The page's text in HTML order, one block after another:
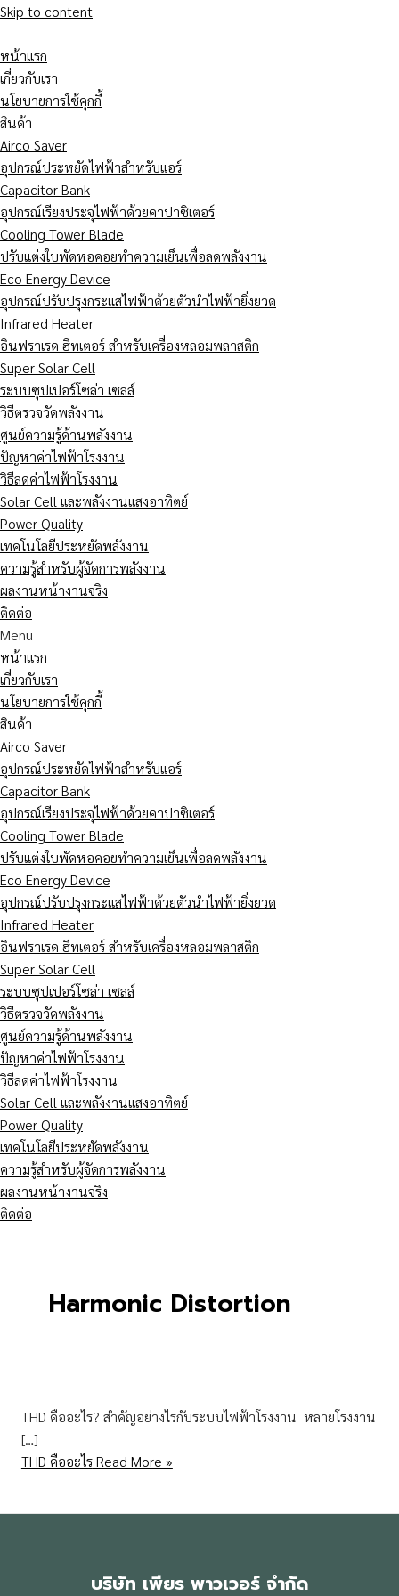
Skip to content
หน้าแรก
เกี่ยวกับเรา
นโยบายการใช้คุกกี้
สินค้า
Airco Saver
อุปกรณ์ประหยัดไฟฟ้าสำหรับแอร์
Capacitor Bank
อุปกรณ์เรียงประจุไฟฟ้าด้วยคาปาซิเตอร์
Cooling Tower Blade
ปรับแต่งใบพัดหอคอยทำความเย็นเพื่อลดพลังงาน
Eco Energy Device
อุปกรณ์ปรับปรุงกระแสไฟฟ้าด้วยตัวนำไฟฟ้ายิ่งยวด
Infrared Heater
อินฟราเรด ฮีทเตอร์ สำหรับเครื่องหลอมพลาสติก
Super Solar Cell
ระบบซุปเปอร์โซล่า เซลล์
วิธีตรวจวัดพลังงาน
ศูนย์ความรู้ด้านพลังงาน
ปัญหาค่าไฟฟ้าโรงงาน
วิธีลดค่าไฟฟ้าโรงงาน
Solar Cell และพลังงานแสงอาทิตย์
Power Quality
เทคโนโลยีประหยัดพลังงาน
ความรู้สำหรับผู้จัดการพลังงาน
ผลงานหน้างานจริง
ติดต่อ
Menu
หน้าแรก
เกี่ยวกับเรา
นโยบายการใช้คุกกี้
สินค้า
Airco Saver
อุปกรณ์ประหยัดไฟฟ้าสำหรับแอร์
Capacitor Bank
อุปกรณ์เรียงประจุไฟฟ้าด้วยคาปาซิเตอร์
Cooling Tower Blade
ปรับแต่งใบพัดหอคอยทำความเย็นเพื่อลดพลังงาน
Eco Energy Device
อุปกรณ์ปรับปรุงกระแสไฟฟ้าด้วยตัวนำไฟฟ้ายิ่งยวด
Infrared Heater
อินฟราเรด ฮีทเตอร์ สำหรับเครื่องหลอมพลาสติก
Super Solar Cell
ระบบซุปเปอร์โซล่า เซลล์
วิธีตรวจวัดพลังงาน
ศูนย์ความรู้ด้านพลังงาน
ปัญหาค่าไฟฟ้าโรงงาน
วิธีลดค่าไฟฟ้าโรงงาน
Solar Cell และพลังงานแสงอาทิตย์
Power Quality
เทคโนโลยีประหยัดพลังงาน
ความรู้สำหรับผู้จัดการพลังงาน
ผลงานหน้างานจริง
ติดต่อ
Harmonic Distortion
THD คืออะไร? สำคัญอย่างไรกับระบบไฟฟ้าโรงงาน หลายโรงงาน
[…]
THD คืออะไรRead More »
บริษัท เพียร พาวเวอร์ จำกัด